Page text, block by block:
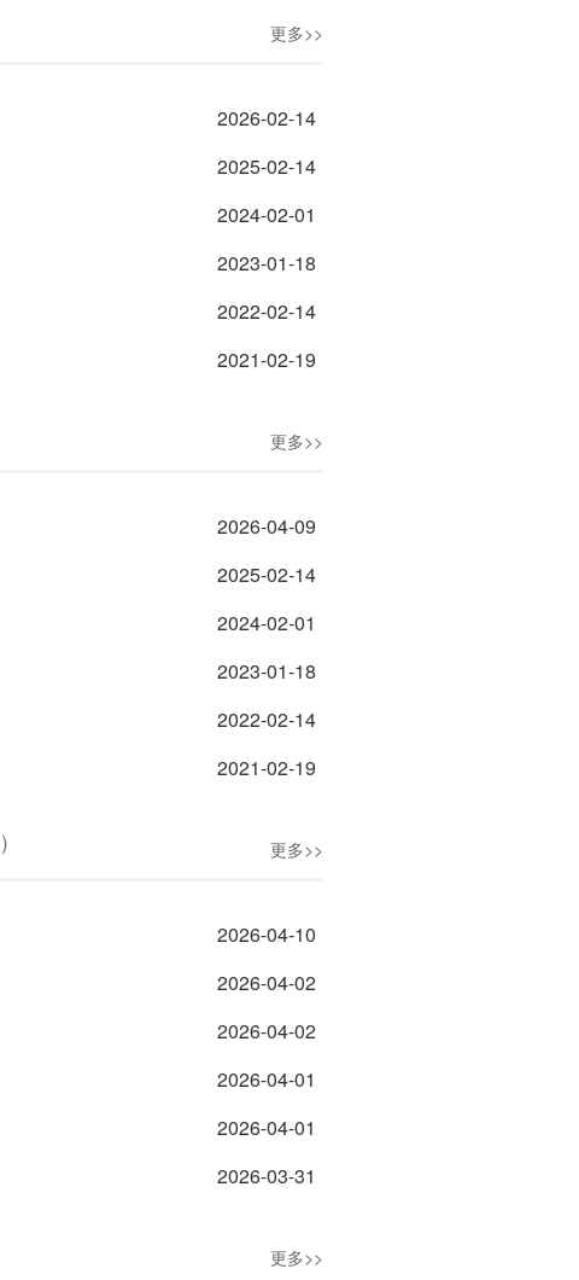
更多>>
2026-02-14
2025-02-14
2024-02-01
2023-01-18
2022-02-14
2021-02-19
更多>>
2026-04-09
2025-02-14
2024-02-01
2023-01-18
2022-02-14
2021-02-19
） 更多>>
2026-04-10
2026-04-02
2026-04-02
2026-04-01
2026-04-01
2026-03-31
更多>>